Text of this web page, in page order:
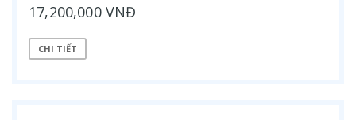
17,200,000 VNĐ
CHI TIẾT